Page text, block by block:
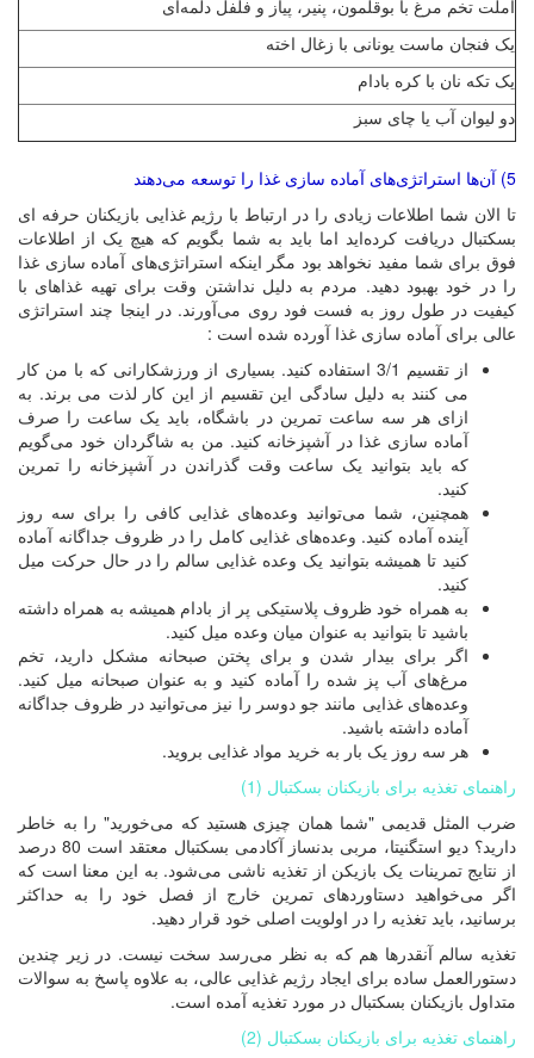
املت تخم مرغ با بوقلمون، پنیر، پیاز و فلفل دلمه‌ای
یک فنجان ماست یونانی با زغال اخته
یک تکه نان با کره بادام
دو لیوان آب یا چای سبز
5) آن‌ها استراتژی‌های آماده سازی غذا را توسعه می‌دهند
تا الان شما اطلاعات زیادی را در ارتباط با رژیم غذایی بازیکنان حرفه ای
بسکتبال دریافت کرده‌اید اما باید به شما بگویم که هیچ یک از اطلاعات
فوق برای شما مفید نخواهد بود مگر اینکه استراتژی‌های آماده سازی غذا
را در خود بهبود دهید. مردم به دلیل نداشتن وقت برای تهیه غذاهای با
کیفیت در طول روز به فست فود روی می‌آورند. در اینجا چند استراتژی
عالی برای آماده سازی غذا آورده شده است :
از تقسیم 3/1 استفاده کنید. بسیاری از ورزشکارانی که با من کار
می کنند به دلیل سادگی این تقسیم از این کار لذت می برند. به
ازای هر سه ساعت تمرین در باشگاه، باید یک ساعت را صرف
آماده سازی غذا در آشپزخانه کنید. من به شاگردان خود می‌گویم
که باید بتوانید یک ساعت وقت گذراندن در آشپزخانه را تمرین
کنید.
همچنین، شما می‌توانید وعده‌های غذایی کافی را برای سه روز
آینده آماده کنید. وعده‌های غذایی کامل را در ظروف جداگانه آماده
کنید تا همیشه بتوانید یک وعده غذایی سالم را در حال حرکت میل
کنید.
به همراه خود ظروف پلاستیکی پر از بادام همیشه به همراه داشته
باشید تا بتوانید به عنوان میان وعده میل کنید.
اگر برای بیدار شدن و برای پختن صبحانه مشکل دارید، تخم
مرغ‌های آب پز شده را آماده کنید و به عنوان صبحانه میل کنید.
وعده‌های غذایی مانند جو دوسر را نیز می‌توانید در ظروف جداگانه
آماده داشته باشید.
هر سه روز یک بار به خرید مواد غذایی بروید.
راهنمای تغذیه برای بازیکنان بسکتبال (1)
ضرب المثل قدیمی "شما همان چیزی هستید که می‌خورید" را به خاطر
دارید؟ دیو استگنیتا، مربی بدنساز آکادمی بسکتبال معتقد است 80 درصد
از نتایج تمرینات یک بازیکن از تغذیه ناشی می‌شود. به این معنا است که
اگر می‌خواهید دستاوردهای تمرین خارج از فصل خود را به حداکثر
برسانید، باید تغذیه را در اولویت اصلی خود قرار دهید.
تغذیه سالم آنقدرها هم که به نظر می‌رسد سخت نیست. در زیر چندین
دستورالعمل ساده برای ایجاد رژیم غذایی عالی، به علاوه پاسخ به سوالات
متداول بازیکنان بسکتبال در مورد تغذیه آمده است.
راهنمای تغذیه برای بازیکنان بسکتبال (2)